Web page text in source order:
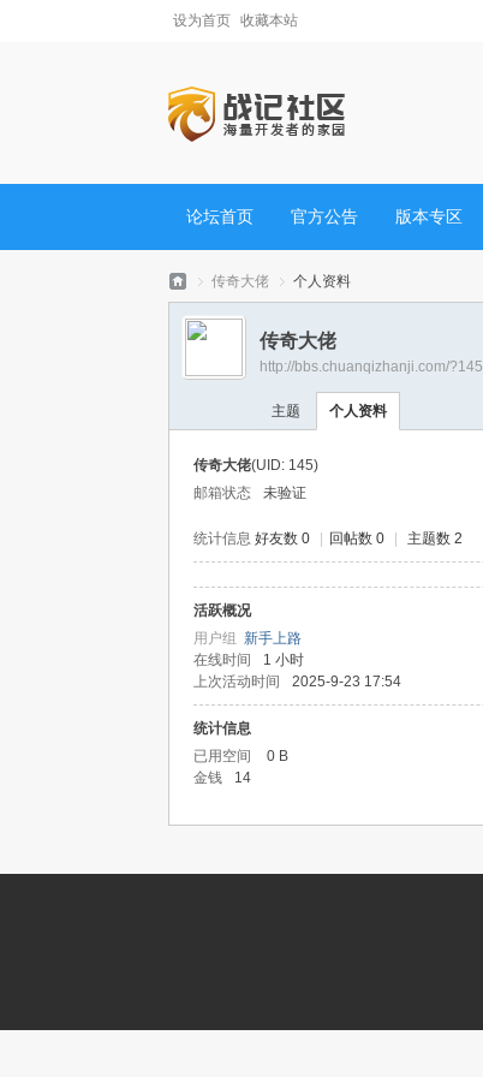
设为首页 收藏本站
论坛首页 官方公告 版本专区
›
传奇大佬 个人资料
传奇大佬
http://bbs.chuanqizhanji.com/?145
主题 个人资料
传奇大佬(UID: 145)
邮箱状态
未验证
统计信息 好友数 0 回帖数 0 主题数 2
活跃概况
用户组 新手上路
在线时间
1 小时
上次活动时间
2025-9-23 17:54
统计信息
已用空间
0 B
金钱
14